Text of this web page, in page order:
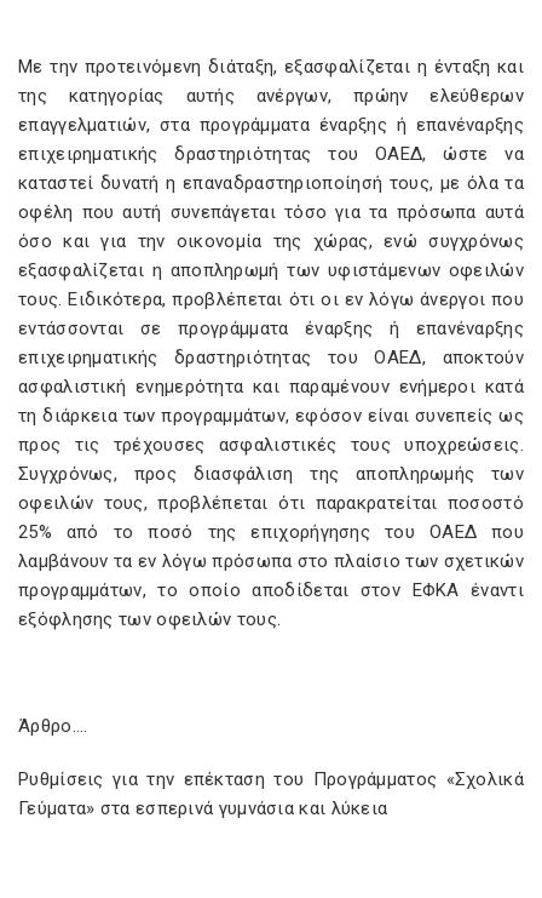
Με την προτεινόμενη διάταξη, εξασφαλίζεται η ένταξη και
της κατηγορίας αυτής ανέργων, πρώην ελεύθερων
επαγγελματιών, στα προγράμματα έναρξης ή επανέναρξης
επιχειρηματικής δραστηριότητας του ΟΑΕΔ, ώστε να
καταστεί δυνατή η επαναδραστηριοποίησή τους, με όλα τα
οφέλη που αυτή συνεπάγεται τόσο για τα πρόσωπα αυτά
όσο και για την οικονομία της χώρας, ενώ συγχρόνως
εξασφαλίζεται η αποπληρωμή των υφιστάμενων οφειλών
τους. Ειδικότερα, προβλέπεται ότι οι εν λόγω άνεργοι που
εντάσσονται σε προγράμματα έναρξης ή επανέναρξης
επιχειρηματικής δραστηριότητας του ΟΑΕΔ, αποκτούν
ασφαλιστική ενημερότητα και παραμένουν ενήμεροι κατά
τη διάρκεια των προγραμμάτων, εφόσον είναι συνεπείς ως
προς τις τρέχουσες ασφαλιστικές τους υποχρεώσεις.
Συγχρόνως, προς διασφάλιση της αποπληρωμής των
οφειλών τους, προβλέπεται ότι παρακρατείται ποσοστό
25% από το ποσό της επιχορήγησης του ΟΑΕΔ που
λαμβάνουν τα εν λόγω πρόσωπα στο πλαίσιο των σχετικών
προγραμμάτων, το οποίο αποδίδεται στον ΕΦΚΑ έναντι
εξόφλησης των οφειλών τους.
Άρθρο….
Ρυθμίσεις για την επέκταση του Προγράμματος «Σχολικά
Γεύματα» στα εσπερινά γυμνάσια και λύκεια